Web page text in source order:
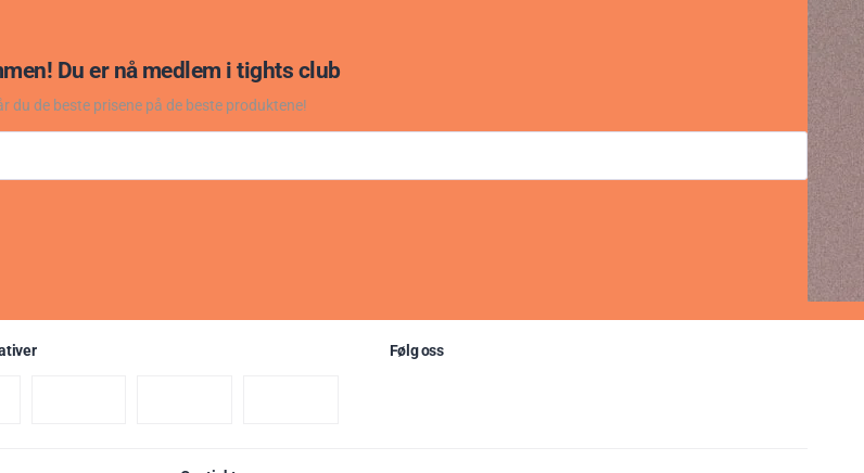
Du er nå medlem i tights club
du de beste prisene på de beste produktene!
Følg oss